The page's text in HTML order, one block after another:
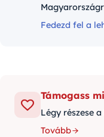
Fedezd fel a
Támogass
Légy részese
Tovább